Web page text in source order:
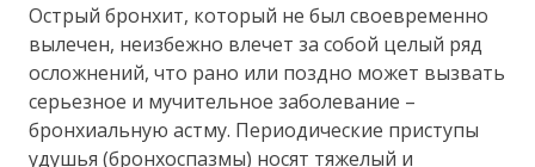
Острый бронхит, который не был своевременно
вылечен, неизбежно влечет за собой целый ряд
осложнений, что рано или поздно может вызвать
серьезное и мучительное заболевание –
бронхиальную астму. Периодические приступы
удушья (бронхоспазмы) носят тяжелый и